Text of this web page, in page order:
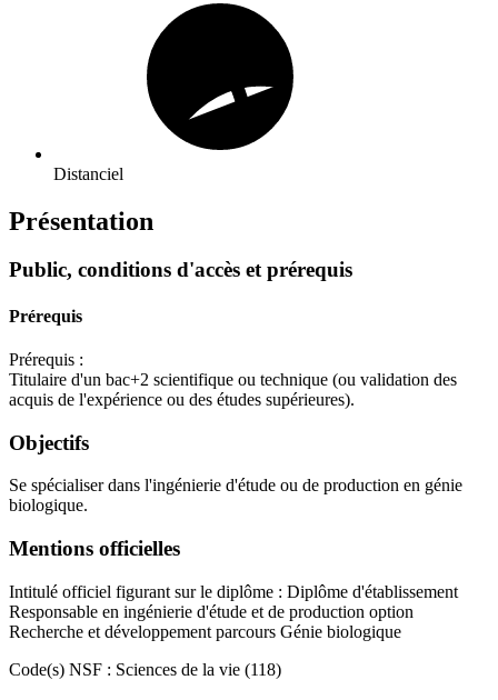
Distanciel
Présentation
Public, conditions d'accès et prérequis
Prérequis
Prérequis :
Titulaire d'un bac+2 scientifique ou technique (ou validation des
acquis de l'expérience ou des études supérieures).
Objectifs
Se spécialiser dans l'ingénierie d'étude ou de production en génie
biologique.
Mentions officielles
Intitulé officiel figurant sur le diplôme : Diplôme d'établissement
Responsable en ingénierie d'étude et de production option
Recherche et développement parcours Génie biologique
Code(s) NSF : Sciences de la vie (118)